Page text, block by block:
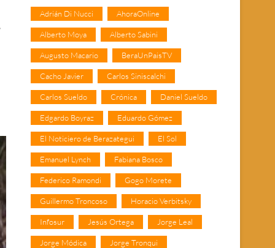
Adrián Di Nucci AhoraOnline
Alberto Moya Alberto Sabini
Augusto Macario BeraUnPaisTV
Cacho Javier Carlos Siniscalchi
Carlos Sueldo Crónica Daniel Sueldo
Edgardo Boyraz Eduardo Gómez
El Noticiero de Berazategui El Sol
Emanuel Lynch Fabiana Bosco
Federico Ramondi Gogo Morete
Guillermo Troncoso Horacio Verbitsky
Infosur Jesús Ortega Jorge Leal
Jorge Módica Jorge Tronqui